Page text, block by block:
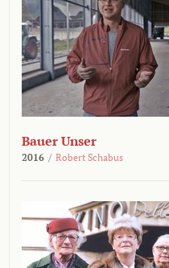
Bauer Unser
2016 / Robert Schabus